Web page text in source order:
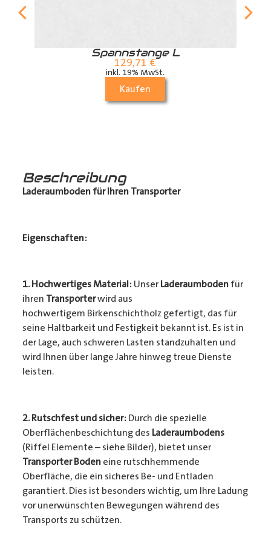
Spannstange L
129,71 €
inkl. 19% MwSt.
Kaufen
Beschreibung
Laderaumboden für Ihren Transporter
Eigenschaften:
1. Hochwertiges Material: Unser Laderaumbodenfür
ihren Transporterwird aus
hochwertigem Birkenschichtholz gefertigt, das für
seine Haltbarkeit und Festigkeit bekannt ist. Es ist in
der Lage, auch schweren Lasten standzuhalten und
wird Ihnen über lange Jahre hinweg treue Dienste
leisten.
2. Rutschfest und sicher: Durch die spezielle
Oberflächenbeschichtung des Laderaumbodens
(Riffel Elemente – siehe Bilder), bietet unser
Transporter Bodeneine rutschhemmende
Oberfläche, die ein sicheres Be- und Entladen
garantiert. Dies ist besonders wichtig, um Ihre Ladung
vor unerwünschten Bewegungen während des
Transports zu schützen.